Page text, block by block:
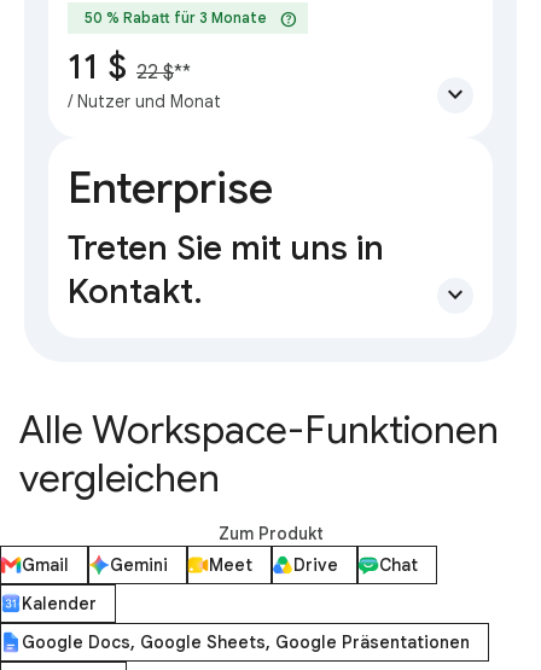
50 % Rabatt für 3 Monate help
11 $ 22 $**
/ Nutzer und Monat expand_more
Enterprise
Treten Sie mit uns in
Kontakt.
expand_more
Alle Workspace-Funktionen
vergleichen
Zum Produkt
Gmail
Gemini Meet Drive
Chat
Kalender
Google Docs, Google Sheets, Google Präsentationen